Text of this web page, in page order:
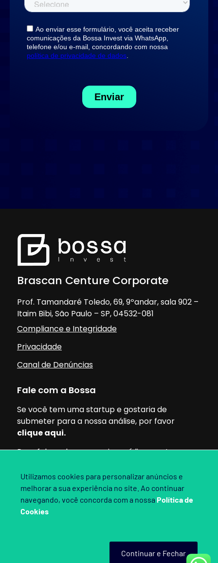
Brascan Centure Corporate
Prof. Tamandaré Toledo, 69, 9ºandar, sala 902 –
Itaim Bibi, São Paulo – SP, 04532-081
Compliance e Integridade
Privacidade
Canal de Denúncias
Fale com a Bossa
Se você tem uma startup e gostaria de
submeter para a nossa análise, por favor
clique aqui.
Para falar sobre parcerias, mídia ou outros
Siga nossas redes:
Utilizamos cookies para personalizar anúncios e
melhorar a sua experiência no site. Ao continuar
navegando, você concorda com a nossa Política de
Cookies
Continuar e Fechar